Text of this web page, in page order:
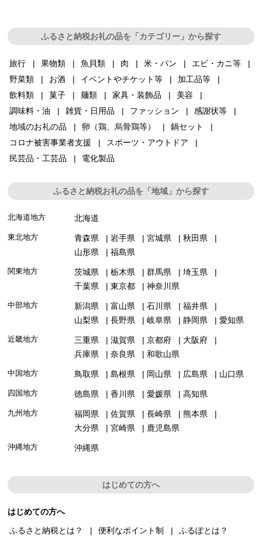
ふるさと納税お礼の品を「カテゴリー」から探す
旅行 果物類 魚貝類 肉 米・パン
エビ・カニ等
野菜類
お酒 イベントやチケット等
加工品等
飲料類
菓子 麺類 家具・装飾品
美容
調味料・油
雑貨・日用品 ファッション
感謝状等
地域のお礼の品
卵（鶏、烏骨鶏等）
鍋セット
コロナ被害事業者支援
スポーツ・アウトドア
民芸品・工芸品
電化製品
ふるさと納税お礼の品を「地域」から探す
北海道地方 北海道
東北地方 青森県 岩手県 宮城県
秋田県
山形県
福島県
関東地方 茨城県 栃木県 群馬県
埼玉県
千葉県
東京都 神奈川県
中部地方 新潟県 富山県 石川県
福井県
山梨県
長野県 岐阜県 静岡県 愛知県
近畿地方 三重県 滋賀県 京都府
大阪府
兵庫県
奈良県 和歌山県
中国地方 鳥取県 島根県 岡山県 広島県 山口県
四国地方 徳島県 香川県 愛媛県 高知県
九州地方 福岡県 佐賀県 長崎県
熊本県
大分県
宮崎県 鹿児島県
沖縄地方 沖縄県
はじめての方へ
はじめての方へ
ふるさと納税とは？
便利なポイント制 ふるぽとは？